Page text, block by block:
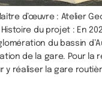
d’œuvre : Atelier
Histoire du projet : En
du bassin
de la gare. Pour la
y réaliser la gare